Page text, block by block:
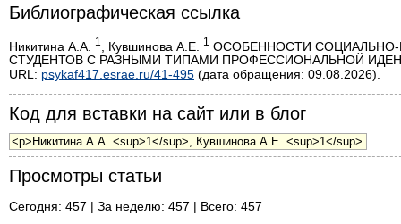
Библиографическая ссылка
Никитина А.А. 1 , Кувшинова А.Е. 1 ОСОБЕННОСТИ СОЦИАЛЬНО-
СТУДЕНТОВ С РАЗНЫМИ ТИПАМИ ПРОФЕССИОНАЛЬНОЙ
URL: psykaf417.esrae.ru/41-495 (дата обращения: 09.08.2026).
Код для вставки на сайт или в блог
Просмотры статьи
Сегодня: 457 | За неделю: 457 | Всего: 457